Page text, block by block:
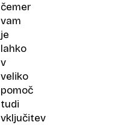
čemer
vam
je
lahko
v
veliko
pomoč
tudi
vključitev